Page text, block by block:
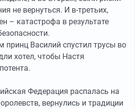
не вернуться. И в-третьих,
– катастрофа в результате
принц Василий спустил трусы во
хотел, чтобы Настя
Федерация распалась на
вернулись и традиции